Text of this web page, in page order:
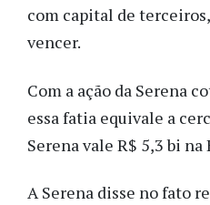
com capital de
vencer.
Com a ação da Serena
essa fatia equivale a
Serena vale R$ 5,3 bi na
A Serena disse no fato